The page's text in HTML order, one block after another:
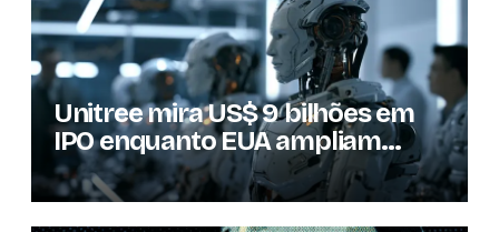
Unitree mira US$ 9 bilhões em
IPO enquanto EUA ampliam
barreiras a robôs chineses